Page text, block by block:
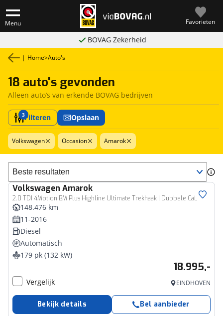
Menu Favorieten
BOVAG Zekerheid
| Home>Auto's
18 auto's gevonden
Alleen auto’s van erkende BOVAG bedrijven
3Filteren Opslaan
Volkswagen Occasion Amarok
Sorteer resultaten
Volkswagen Amarok
2.0 TDI 4Motion BM Plus Highline Ultimate Trekhaak | Dubbele Cabine | Stoelverwarming | Navigatie | Parkeersensoren
Bedrijfswagen
148.476 km
11-2016
Diesel
Automatisch
179 pk (132 kW)
18.995,-
Vergelijk EINDHOVEN
Bekijk details Bel aanbieder